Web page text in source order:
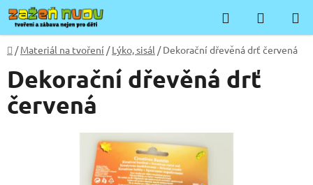
Přejít
na
obsah
Hledat
KOŠÍK
Domů
/ Materiál na tvoření / Lýko, sisál / Dekorační dřevěná drť červená
Dekorační dřevěná drť
červená